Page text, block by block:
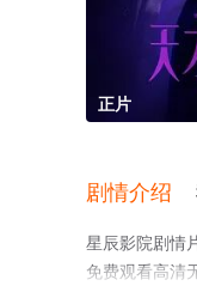
正片
剧情介绍
星辰影院剧情
免费观看高清